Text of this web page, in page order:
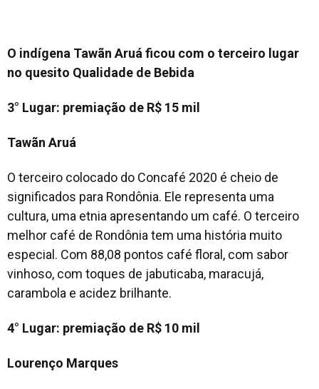
O indígena Tawãn Aruá ficou com o terceiro lugar
no quesito Qualidade de Bebida
3° Lugar: premiação de R$ 15 mil
Tawãn Aruá
O terceiro colocado do Concafé 2020 é cheio de
significados para Rondônia. Ele representa uma
cultura, uma etnia apresentando um café. O terceiro
melhor café de Rondônia tem uma história muito
especial. Com 88,08 pontos café floral, com sabor
vinhoso, com toques de jabuticaba, maracujá,
carambola e acidez brilhante.
4° Lugar: premiação de R$ 10 mil
Lourenço Marques